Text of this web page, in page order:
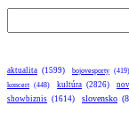
aktualita (1599) bojovesporty (419)
koncert (448) kultúra (2826)
showbiznis (1614) slovensko